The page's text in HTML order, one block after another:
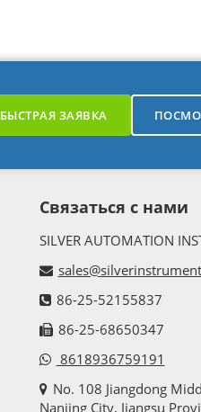
БЫСТРАЯ ЗАЯВКА
Связаться с нами
SILVER AUTOMATION
86-25-52155837
86-25-68650347
8618936759191
No. 108 Jiangdong
Nanjing City, Jiangsu